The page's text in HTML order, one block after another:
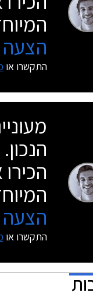
הצעה
התקשרו או
הצעה
התקשרו או